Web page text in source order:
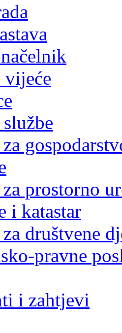
vijeće
za
prostorno
i katastar
društvene
pravne
i zahtjevi